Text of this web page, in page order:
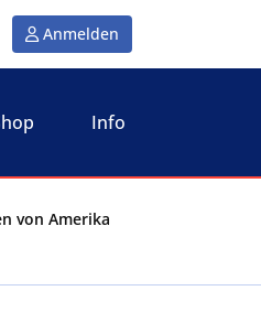
Anmelden
Info
von Amerika